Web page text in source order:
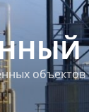
объектов